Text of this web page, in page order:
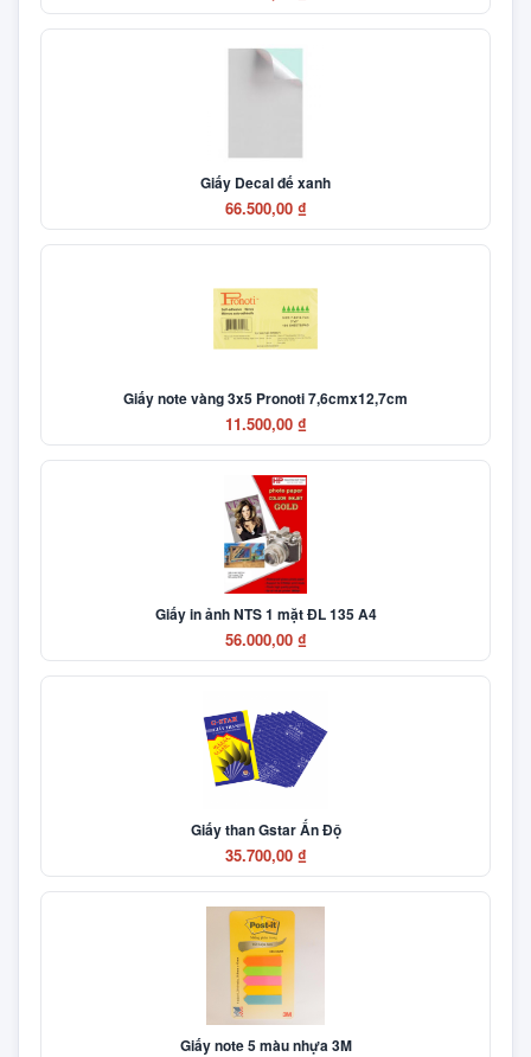
Giấy Decal đế xanh
66.500,00 ₫
Giấy note vàng 3x5 Pronoti 7,6cmx12,7cm
11.500,00 ₫
Giấy in ảnh NTS 1 mặt ĐL 135 A4
56.000,00 ₫
Giấy than Gstar Ấn Độ
35.700,00 ₫
Giấy note 5 màu nhựa 3M